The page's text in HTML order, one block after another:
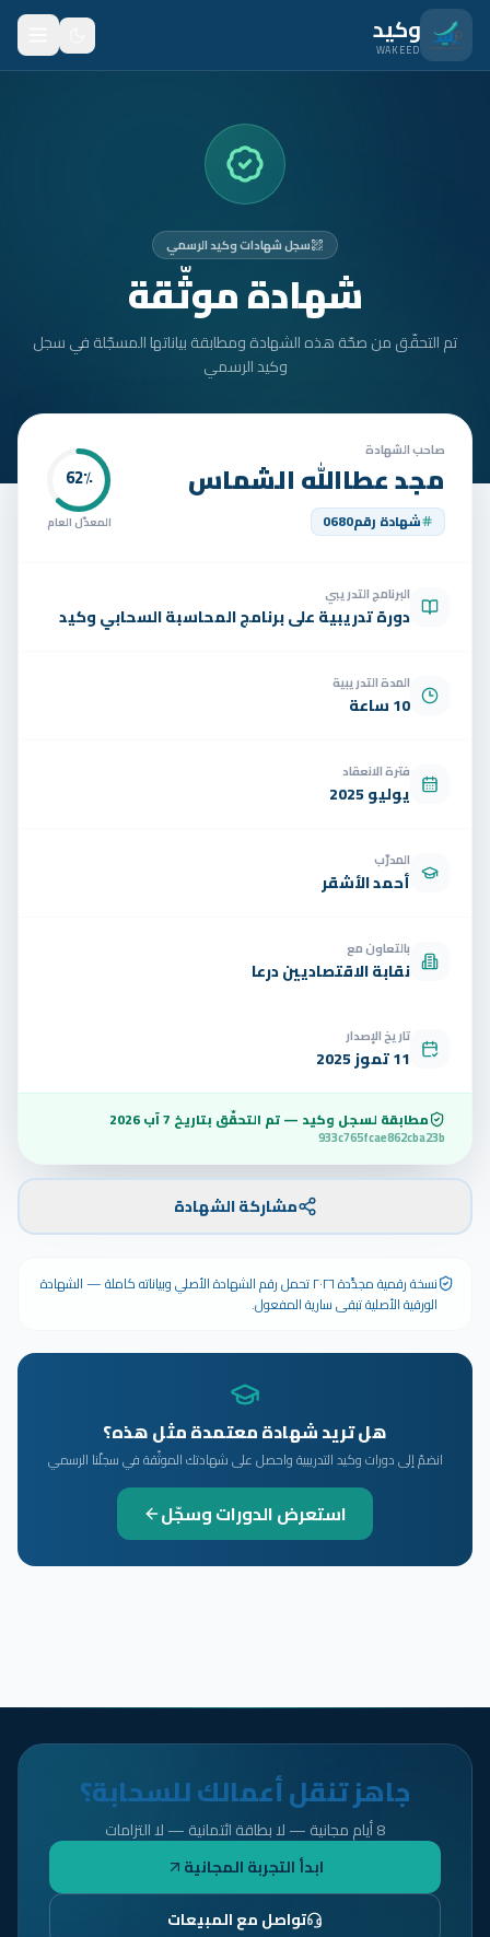
انتقل للمحتوى الرئيسي
وكيد
WAKEED
المتدربون
الأمان
تواصل
الوظائف
سجل شهادات وكيد الرسمي
شهادة موثّقة
تم التحقّق من صحّة هذه الشهادة ومطابقة بياناتها المسجّلة في سجل
وكيد الرسمي
صاحب الشهادة
مجد عطاالله الشماس
شهادة رقم0680
62٪
المعدّل العام
البرنامج التدريبي
دورة تدريبية على برنامج المحاسبة السحابي وكيد
المدة التدريبية
10 ساعة
فترة الانعقاد
يوليو 2025
المدرّب
أحمد الأشقر
بالتعاون مع
نقابة الاقتصاديين درعا
تاريخ الإصدار
11 تموز 2025
مطابقة لسجل وكيد — تم التحقّق بتاريخ 7 آب 2026
933c765fcae862cba23b
مشاركة الشهادة
نسخة رقمية مجدَّدة ٢٠٢٦ تحمل رقم الشهادة الأصلي وبياناته كاملة — الشهادة
الورقية الأصلية تبقى سارية المفعول.
هل تريد شهادة معتمدة مثل هذه؟
انضمّ إلى دورات وكيد التدريبية واحصل على شهادتك الموثّقة في سجلّنا الرسمي
استعرض الدورات وسجّل
جاهز تنقل أعمالك للسحابة؟
8 أيام مجانية — لا بطاقة ائتمانية — لا التزامات
ابدأ التجربة المجانية
تواصل مع المبيعات